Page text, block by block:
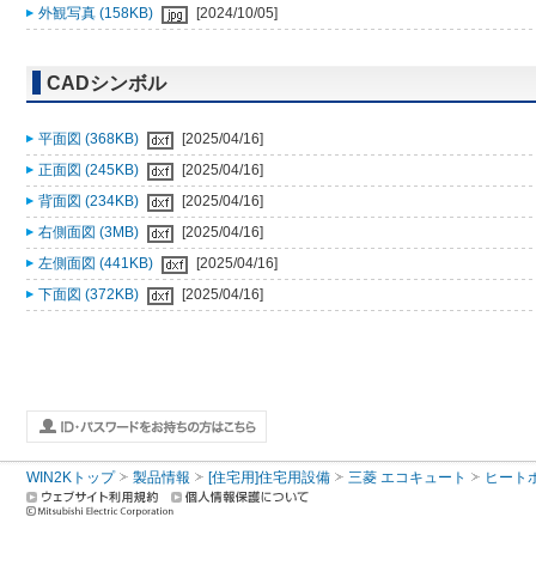
外観写真 (158KB) [2024/10/05]
CADシンボル
平面図 (368KB)
[2025/04/16]
正面図 (245KB)
[2025/04/16]
背面図 (234KB)
[2025/04/16]
右側面図 (3MB)
[2025/04/16]
左側面図 (441KB)
[2025/04/16]
下面図 (372KB)
[2025/04/16]
WIN2Kトップ 製品情報 [住宅用]住宅用設備 三菱 エコキュート ヒート